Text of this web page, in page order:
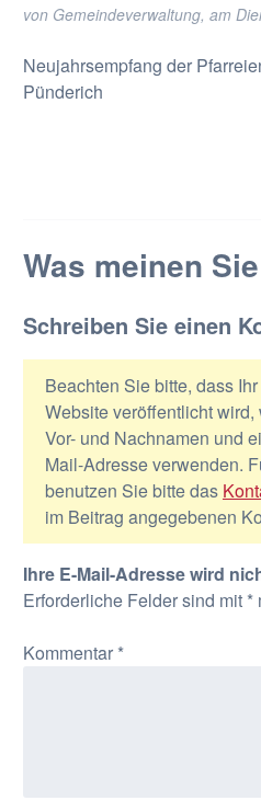
von Gemeindeverwaltung, am
Neujahrsempfang der
Pünderich
Was meinen
Schreiben Sie einen
Beachten Sie bitte, dass
Website veröffentlicht
Vor- und Nachnamen und
Mail-Adresse verwenden.
benutzen Sie bitte das
im Beitrag angegebenen
Ihre E-Mail-Adresse wird
Erforderliche Felder sind mit *
Kommentar *